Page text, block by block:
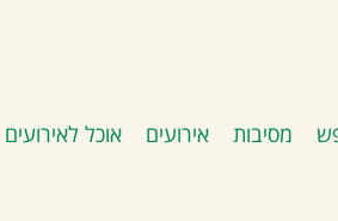
מסיבות אירועים אוכל לאירועים